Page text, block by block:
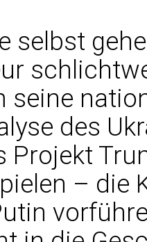
selbst
seine
des
Projekt
– die